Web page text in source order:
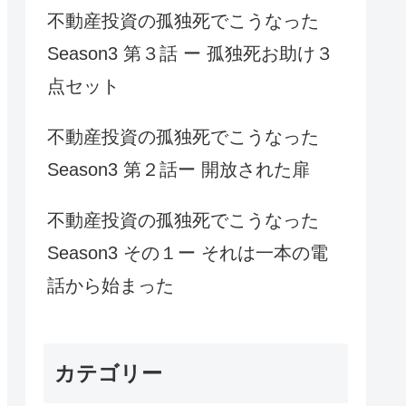
不動産投資の孤独死でこうなった
Season3 第３話 ー 孤独死お助け３
点セット
不動産投資の孤独死でこうなった
Season3 第２話ー 開放された扉
不動産投資の孤独死でこうなった
Season3 その１ー それは一本の電
話から始まった
カテゴリー